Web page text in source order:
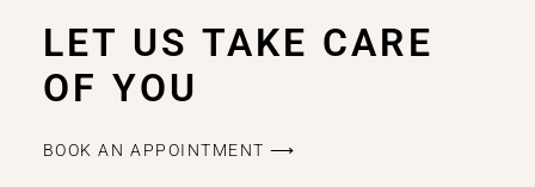
LET US TAKE CARE
OF YOU
BOOK AN APPOINTMENT ⟶